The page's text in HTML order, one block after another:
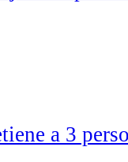
a 3